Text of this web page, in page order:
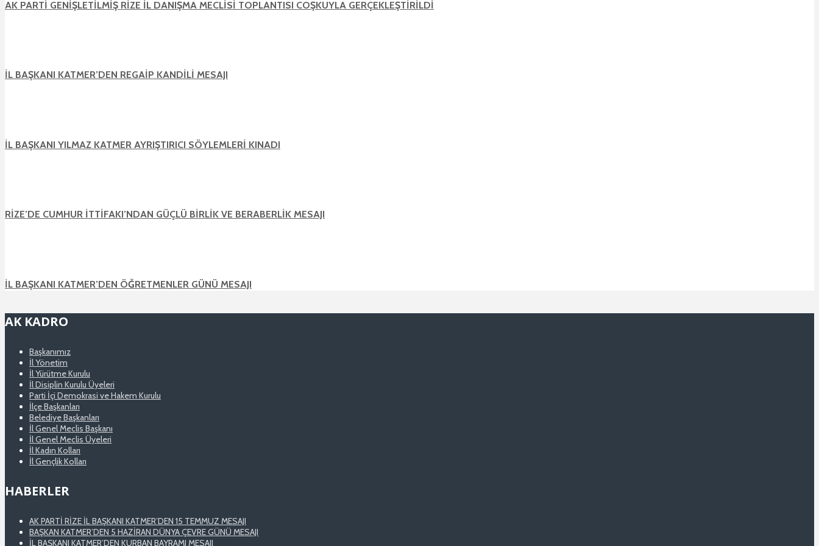
AK PARTİ GENİŞLETİLMİŞ RİZE İL DANIŞMA MECLİSİ TOPLANTISI COŞKUYLA GERÇEKLEŞTİRİLDİ
İL BAŞKANI KATMER’DEN REGAİP KANDİLİ MESAJI
İL BAŞKANI YILMAZ KATMER AYRIŞTIRICI SÖYLEMLERİ KINADI
RİZE’DE CUMHUR İTTİFAKI’NDAN GÜÇLÜ BİRLİK VE BERABERLİK MESAJI
İL BAŞKANI KATMER’DEN ÖĞRETMENLER GÜNÜ MESAJI
AK KADRO
Başkanımız
İl Yönetim
İl Yürütme Kurulu
İl Disiplin Kurulu Üyeleri
Parti İçi Demokrasi ve Hakem Kurulu
İlçe Başkanları
Belediye Başkanları
İl Genel Meclis Başkanı
İl Genel Meclis Üyeleri
İl Kadın Kolları
İl Gençlik Kolları
HABERLER
AK PARTİ RİZE İL BAŞKANI KATMER’DEN 15 TEMMUZ MESAJI
BAŞKAN KATMER’DEN 5 HAZİRAN DÜNYA ÇEVRE GÜNÜ MESAJI
İL BAŞKANI KATMER’DEN KURBAN BAYRAMI MESAJI